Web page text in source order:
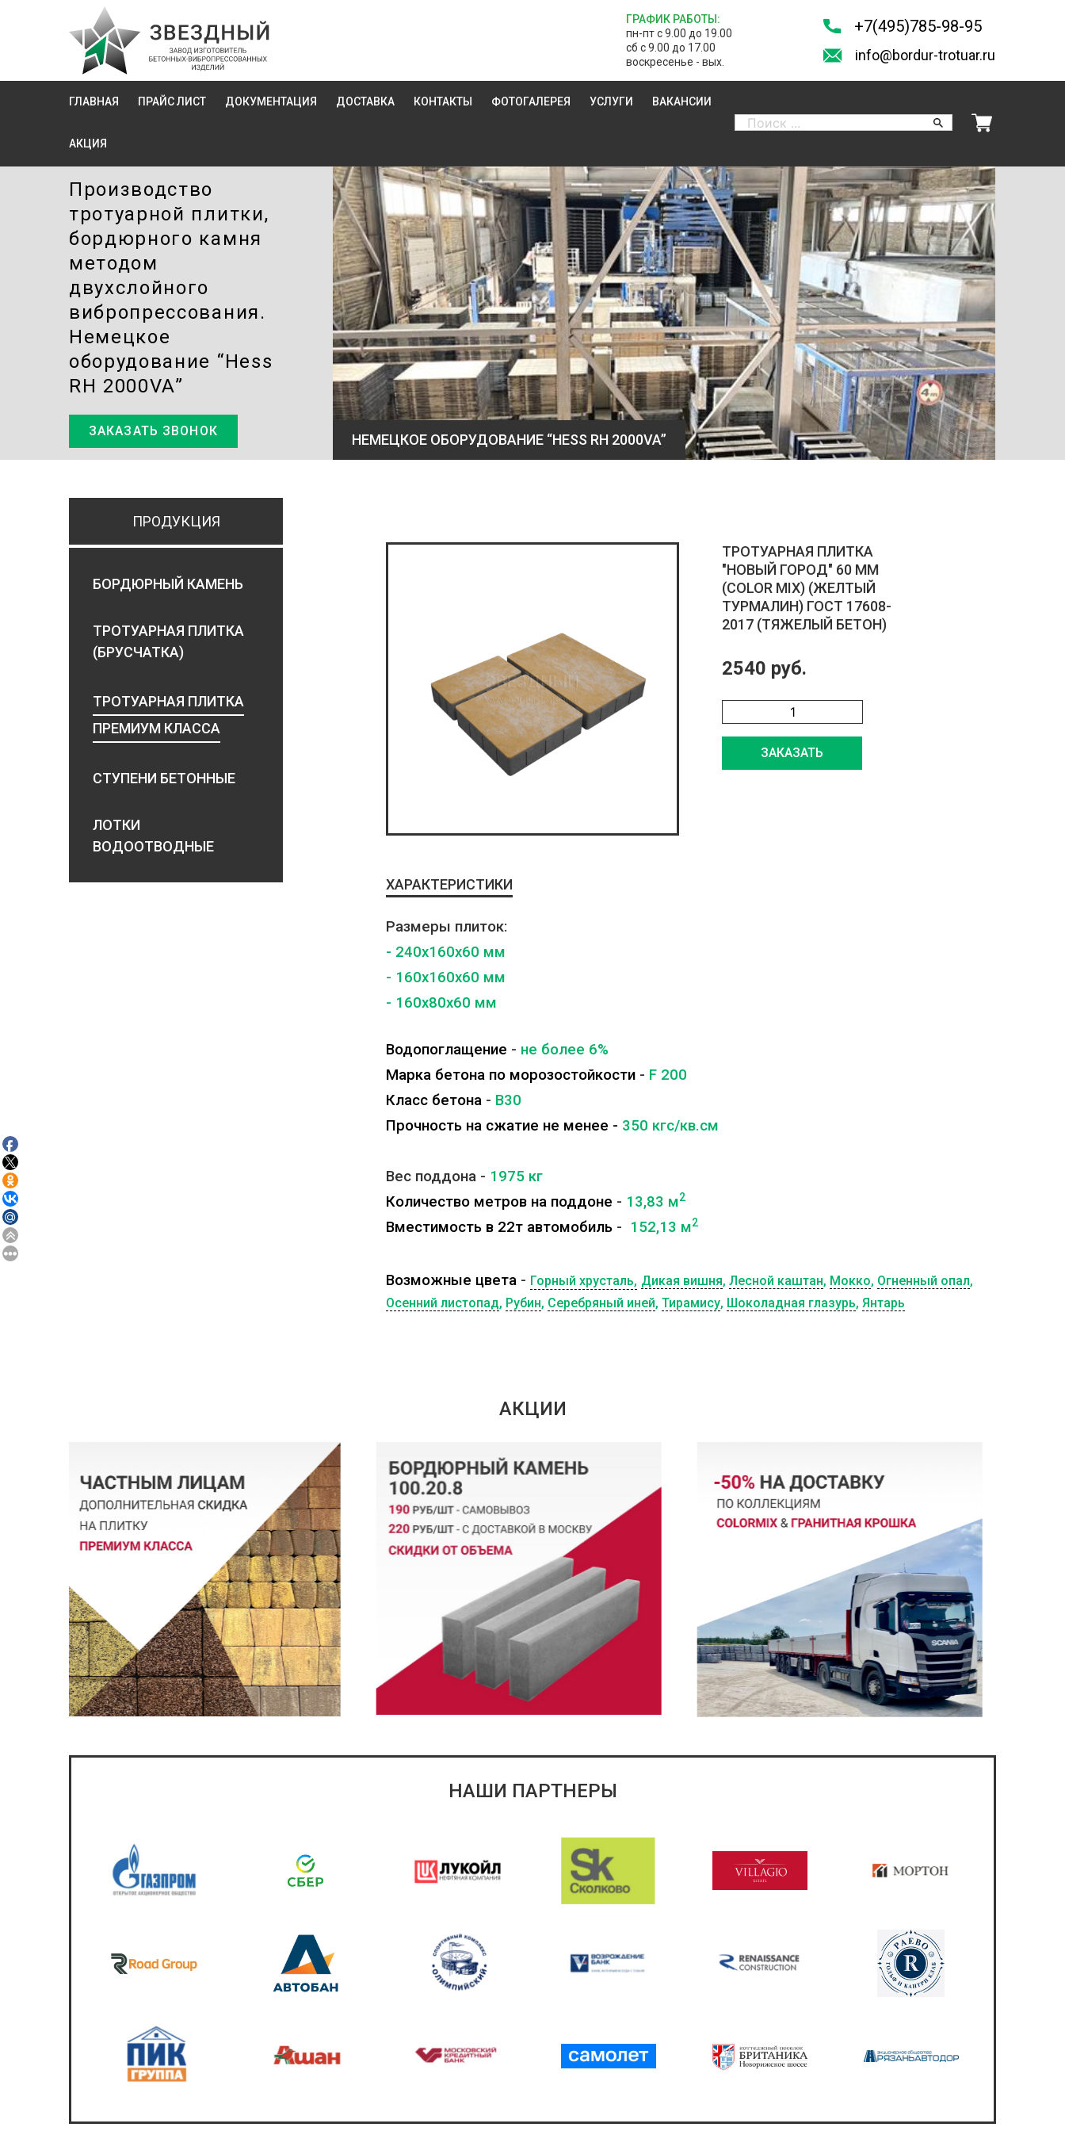
ГРАФИК РАБОТЫ:
пн-пт с 9.00 до 19.00
сб с 9.00 до 17.00
воскресенье - вых.
+7(495)785-98-95
info@bordur-trotuar.ru
ГЛАВНАЯ ПРАЙС ЛИСТ ДОКУМЕНТАЦИЯ ДОСТАВКА КОНТАКТЫ ФОТОГАЛЕРЕЯ УСЛУГИ ВАКАНСИИ
АКЦИЯ
Производство
тротуарной плитки,
бордюрного камня
методом
двухслойного
вибропресcования.
Немецкое
оборудование “Hess
RH 2000VA”
ЗАКАЗАТЬ ЗВОНОК
НЕМЕЦКОЕ ОБОРУДОВАНИЕ “HESS RH 2000VA”
ПРОДУКЦИЯ
БОРДЮРНЫЙ КАМЕНЬ
ТРОТУАРНАЯ ПЛИТКА
(БРУСЧАТКА)
ТРОТУАРНАЯ ПЛИТКА
ПРЕМИУМ КЛАССА
СТУПЕНИ БЕТОННЫЕ
ЛОТКИ
ВОДООТВОДНЫЕ
ТРОТУАРНАЯ ПЛИТКА
"НОВЫЙ ГОРОД" 60 ММ
(COLOR MIX) (ЖЕЛТЫЙ
ТУРМАЛИН) ГОСТ 17608-
2017 (ТЯЖЕЛЫЙ БЕТОН)
2540 руб.
ЗАКАЗАТЬ
ХАРАКТЕРИСТИКИ
Размеры плиток:
- 240x160x60 мм
- 160x160x60 мм
- 160x80x60 мм
Водопоглащение - не более 6%
Марка бетона по морозостойкости - F 200
Класс бетона - B30
Прочность на сжатие не менее - 350 кгс/кв.см
Вес поддона - 1975 кг
Количество метров на поддоне - 13,83 м2
Вместимость в 22т автомобиль - 152,13 м2
Возможные цвета - Горный хрусталь, Дикая вишня, Лесной каштан, Мокко, Огненный опал,
Осенний листопад, Рубин, Серебряный иней, Тирамису, Шоколадная глазурь, Янтарь
АКЦИИ
НАШИ ПАРТНЕРЫ